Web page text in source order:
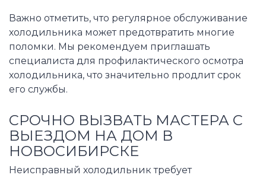
Важно отметить, что регулярное обслуживание
холодильника может предотвратить многие
поломки. Мы рекомендуем приглашать
специалиста для профилактического осмотра
холодильника, что значительно продлит срок
его службы.
СРОЧНО ВЫЗВАТЬ МАСТЕРА С
ВЫЕЗДОМ НА ДОМ В
НОВОСИБИРСКЕ
Неисправный холодильник требует